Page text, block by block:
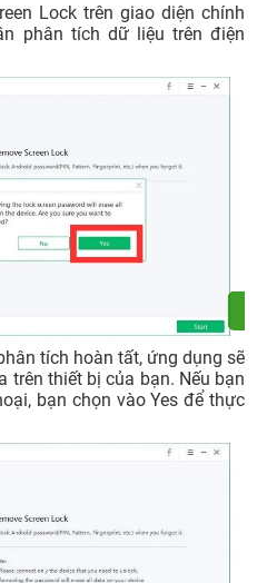
Lock trên giao diện chính
phân tích dữ liệu trên điện
tích hoàn tất, ứng dụng sẽ
trên thiết bị của bạn. Nếu bạn
bạn chọn vào Yes để thực